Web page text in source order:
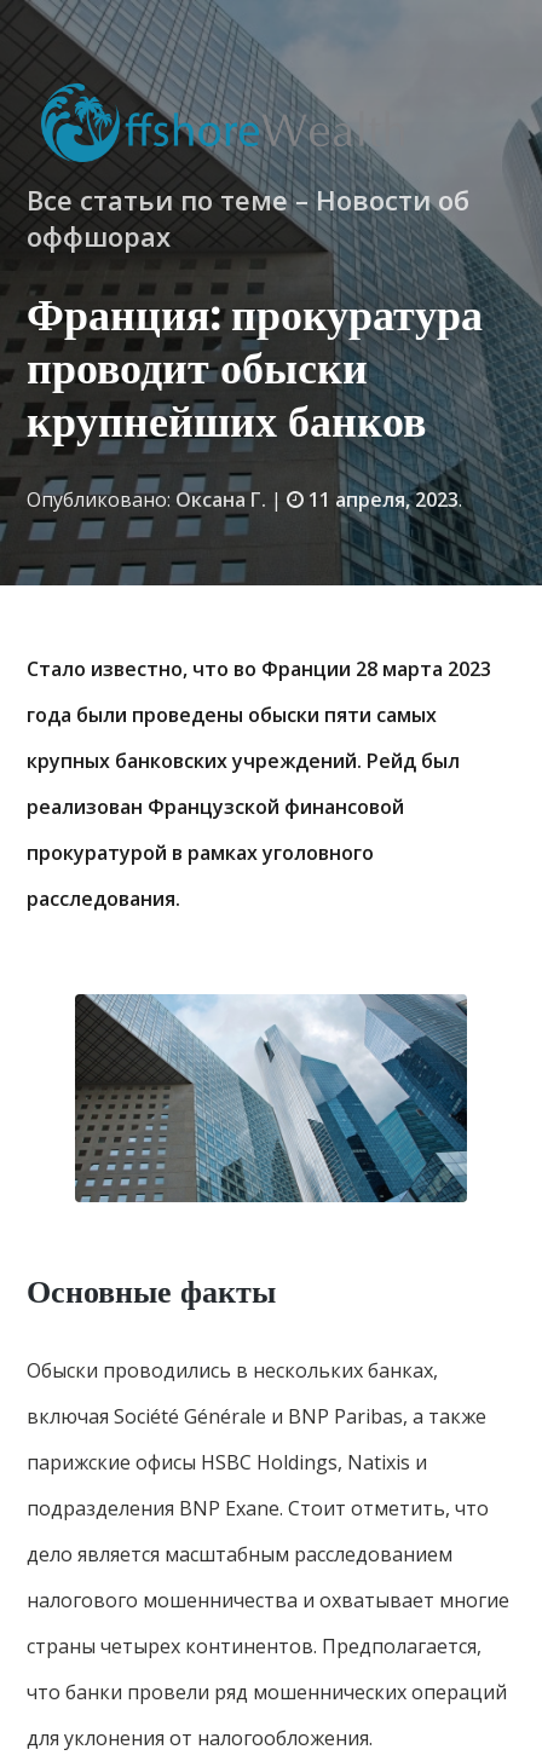
Все статьи по теме – Новости об
оффшорах
Франция: прокуратура
проводит обыски
крупнейших банков
Опубликовано: Оксана Г. | 11 апреля, 2023.
Стало известно, что во Франции 28 марта 2023
года были проведены обыски пяти самых
крупных банковских учреждений. Рейд был
реализован Французской финансовой
прокуратурой в рамках уголовного
расследования.
Основные факты
Обыски проводились в нескольких банках,
включая Société Générale и BNP Paribas, а также
парижские офисы HSBC Holdings, Natixis и
подразделения BNP Exane. Стоит отметить, что
дело является масштабным расследованием
налогового мошенничества и охватывает многие
страны четырех континентов. Предполагается,
что банки провели ряд мошеннических операций
для уклонения от налогообложения.